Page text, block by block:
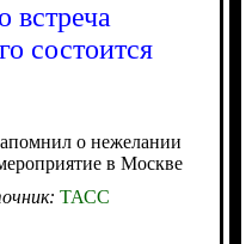
встреча
состоится
о нежелании
в Москве
ТАСС